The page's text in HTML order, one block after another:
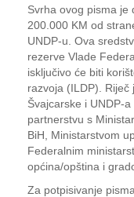
Svrha ovog pisma je
200.000 KM od
UNDP-u. Ova
rezerve Vlade
isključivo će biti
razvoja (ILDP).
Švajcarske i UNDP-
partnerstvu s
BiH, Ministarstvom
Federalnim
općina/opština i
Za potpisivanje